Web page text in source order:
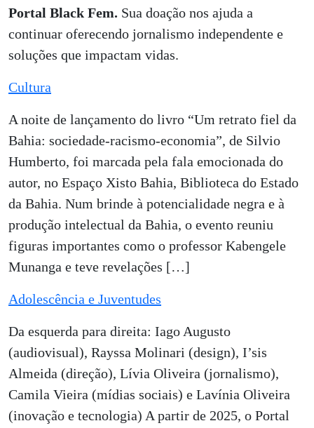
Portal Black Fem. Sua doação nos ajuda a
continuar oferecendo jornalismo independente e
soluções que impactam vidas.
Cultura
A noite de lançamento do livro “Um retrato fiel da
Bahia: sociedade-racismo-economia”, de Silvio
Humberto, foi marcada pela fala emocionada do
autor, no Espaço Xisto Bahia, Biblioteca do Estado
da Bahia. Num brinde à potencialidade negra e à
produção intelectual da Bahia, o evento reuniu
figuras importantes como o professor Kabengele
Munanga e teve revelações […]
Adolescência e Juventudes
Da esquerda para direita: Iago Augusto
(audiovisual), Rayssa Molinari (design), I’sis
Almeida (direção), Lívia Oliveira (jornalismo),
Camila Vieira (mídias sociais) e Lavínia Oliveira
(inovação e tecnologia) A partir de 2025, o Portal